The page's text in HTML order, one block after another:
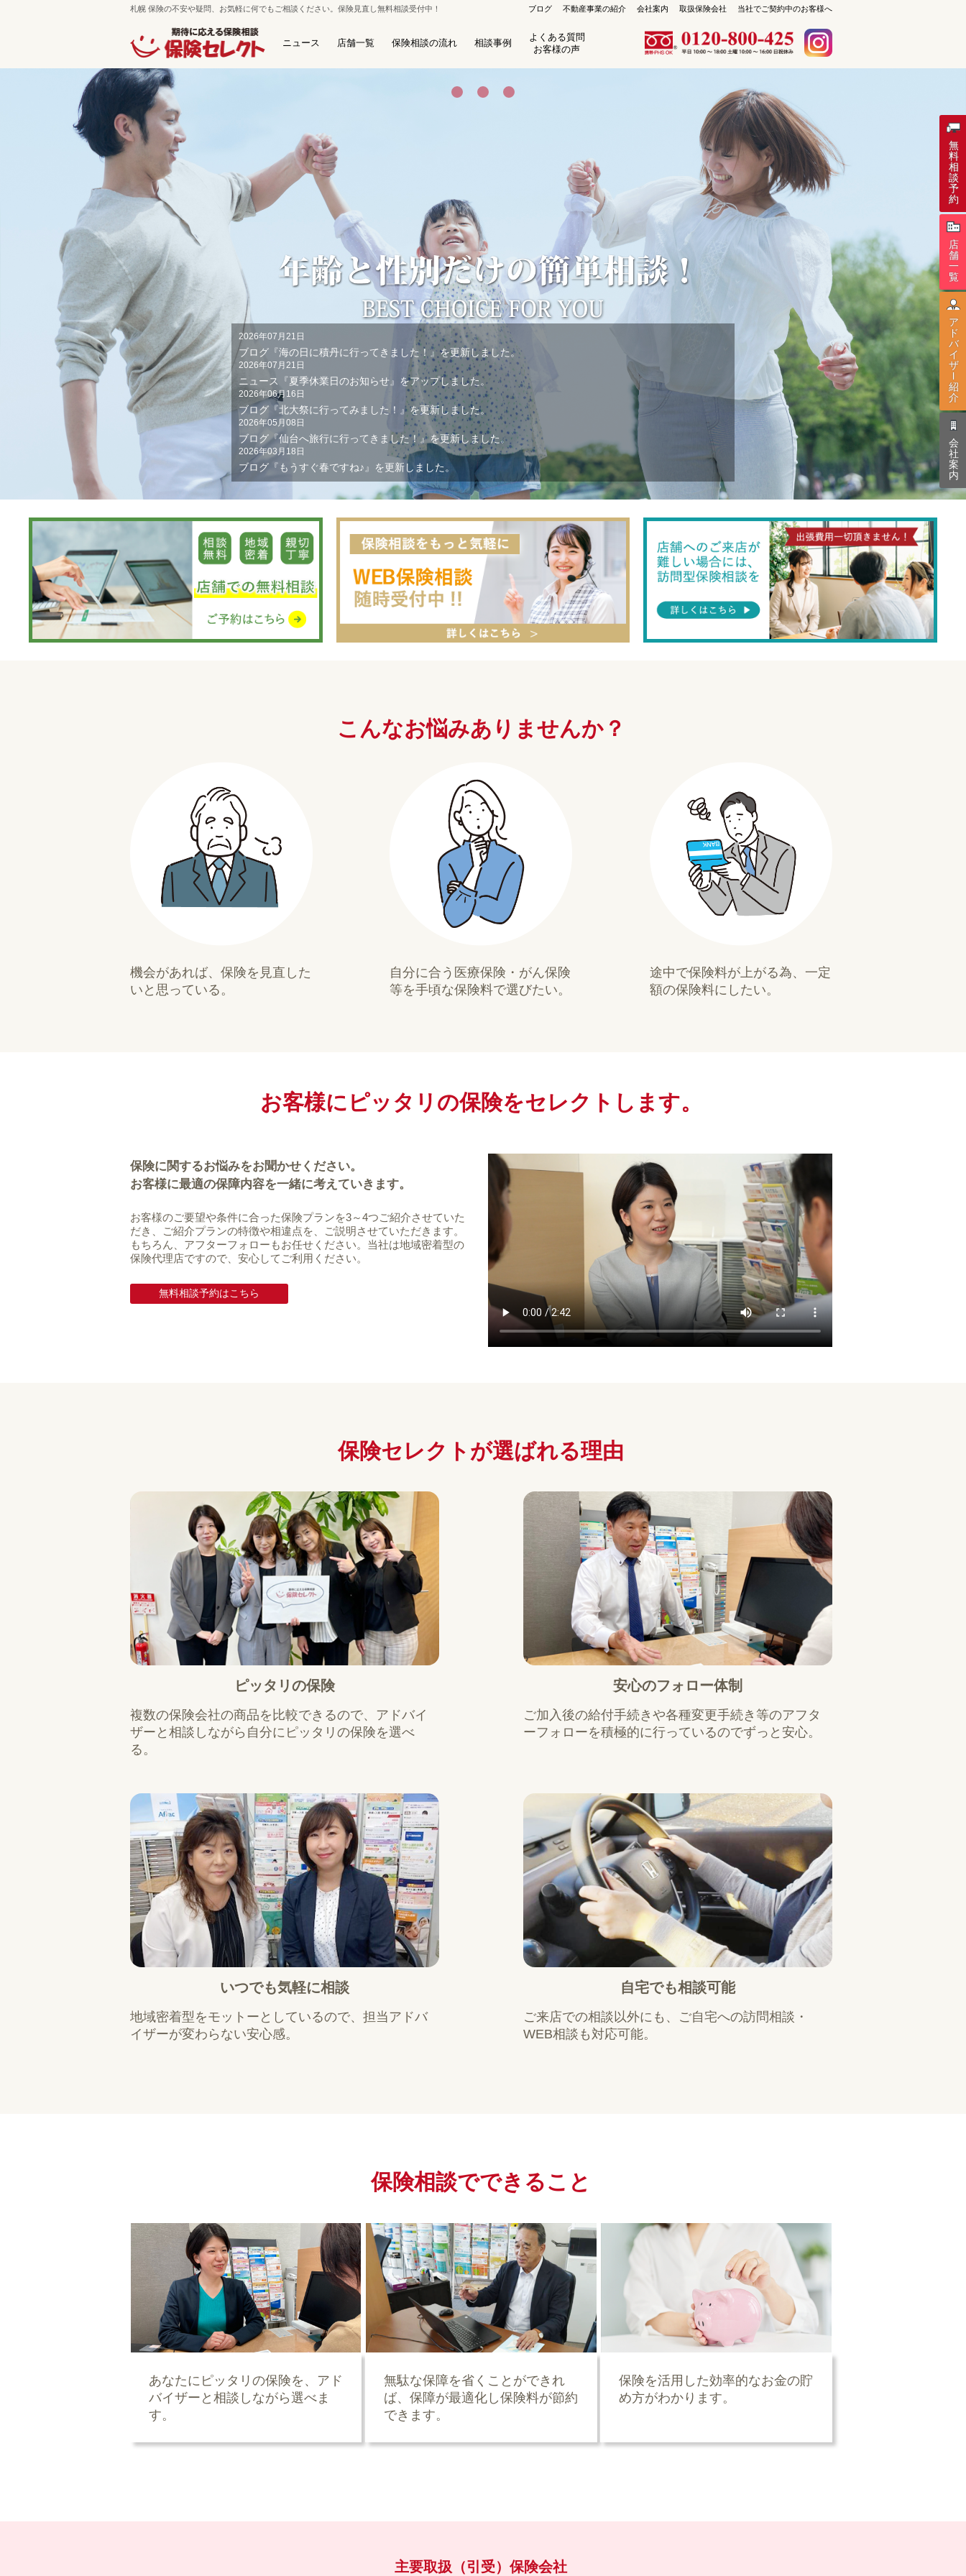
札幌 保険の不安や疑問、お気軽に何でもご相談ください。保険見直し無料相談受付中！ 当社でご契約中のお客様へ
取扱保険会社
会社案内
不動産事業の紹介
ブログ
ニュース 店舗一覧
札幌市東区北40条東16丁目1-3
札幌市西区琴似1条4丁目4-17
TEL：011-213-9408
保険相談の流れ 相談事例
よくある質問
お客様の声
2026年07月21日
ブログ『海の日に積丹に行ってきました！』を更新しました。
2026年07月21日
ニュース『夏季休業日のお知らせ』をアップしました。
2026年06月16日
ブログ『北大祭に行ってみました！』を更新しました。
2026年05月08日
ブログ『仙台へ旅行に行ってきました！』を更新しました。
2026年03月18日
ブログ『もうすぐ春ですね♪』を更新しました。
こんなお悩みありませんか？
機会があれば、保険を見直した
いと思っている。
自分に合う医療保険・がん保険
等を手頃な保険料で選びたい。
途中で保険料が上がる為、一定
額の保険料にしたい。
お客様にピッタリの保険をセレクトします。
保険に関するお悩みをお聞かせください。
お客様に最適の保障内容を一緒に考えていきます。
お客様のご要望や条件に合った保険プランを3～4つご紹介させていた
だき、ご紹介プランの特徴や相違点を、ご説明させていただきます。
もちろん、アフターフォローもお任せください。当社は地域密着型の
保険代理店ですので、安心してご利用ください。
無料相談予約はこちら
保険セレクトが選ばれる理由
ピッタリの保険
複数の保険会社の商品を比較できるので、アドバイ
ザーと相談しながら自分にピッタリの保険を選べ
る。
安心のフォロー体制
ご加入後の給付手続きや各種変更手続き等のアフタ
ーフォローを積極的に行っているのでずっと安心。
いつでも気軽に相談
地域密着型をモットーとしているので、担当アドバ
イザーが変わらない安心感。
自宅でも相談可能
ご来店での相談以外にも、ご自宅への訪問相談・
WEB相談も対応可能。
保険相談でできること
あなたにピッタリの保険を、アド
バイザーと相談しながら選べま
す。
無駄な保障を省くことができれ
ば、保障が最適化し保険料が節約
できます。
保険を活用した効率的なお金の貯
め方がわかります。
主要取扱（引受）保険会社
無
料
相
談
予
約
店
舗
一
覧
ア
ド
バ
イ
ザ
l
紹
介
会
社
案
内